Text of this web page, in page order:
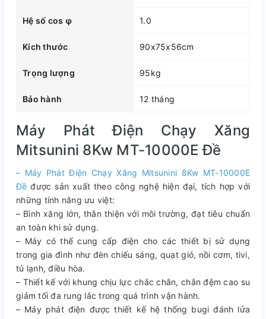
Hệ số cos φ 1.0
Kích thước 90x75x56cm
Trọng lượng 95kg
Bảo hành 12 tháng
Máy Phát Điện Chạy Xăng
Mitsunini 8Kw MT-10000E Đề
– Máy Phát Điện Chạy Xăng Mitsunini 8Kw MT-10000E
Đề được sản xuất theo công nghệ hiện đại, tích hợp với
những tính năng ưu việt:
– Bình xăng lớn, thân thiện với môi trường, đạt tiêu chuẩn
an toàn khi sử dụng.
– Máy có thể cung cấp điện cho các thiết bị sử dụng
trong gia đình như đèn chiếu sáng, quạt gió, nồi cơm, tivi,
tủ lạnh, điều hòa.
– Thiết kế với khung chịu lực chắc chắn, chân đệm cao su
giảm tối đa rung lắc trong quá trình vận hành.
– Máy phát điện được thiết kế hệ thống bugi đánh lửa